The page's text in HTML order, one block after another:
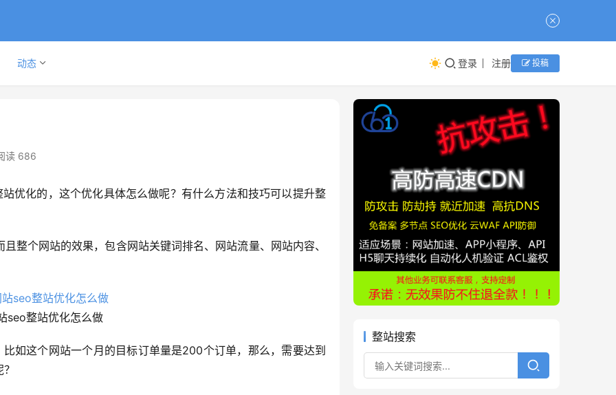
动态 登录 注册 投稿
读 686
优化的，这个优化具体怎么做呢？有什么方法和技巧可以提升整
整个网站的效果，包含网站关键词排名、网站流量、网站内容、
seo整站优化怎么做
如这个网站一个月的目标订单量是200个订单，那么，需要达到
整站搜索